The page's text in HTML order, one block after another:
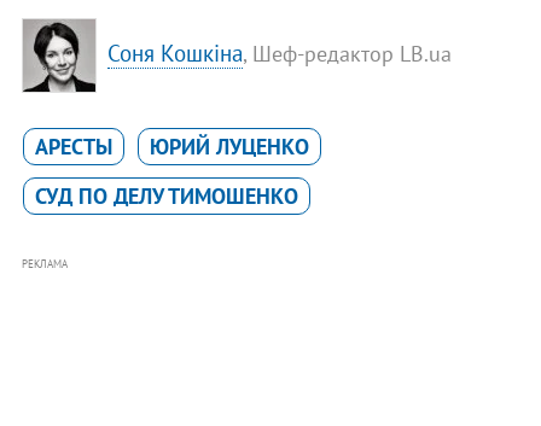
Соня Кошкіна, Шеф-редактор LB.ua
АРЕСТЫ
ЮРИЙ ЛУЦЕНКО
СУД ПО ДЕЛУ ТИМОШЕНКО
РЕКЛАМА